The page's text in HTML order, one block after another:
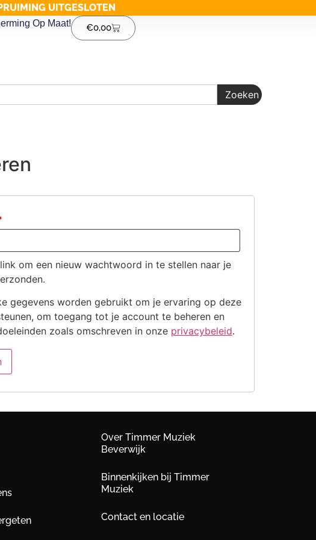
UITGESLOTEN
Op Maat! €0,00
Zoeken
om een nieuw wachtwoord in te stellen naar je
gegevens worden gebruikt om je ervaring op deze
om toegang tot je account te beheren en
zoals omschreven in onze privacybeleid.
Over Timmer Muziek
Beverwijk
Binnenkijken bij Timmer
Muziek
Contact en locatie